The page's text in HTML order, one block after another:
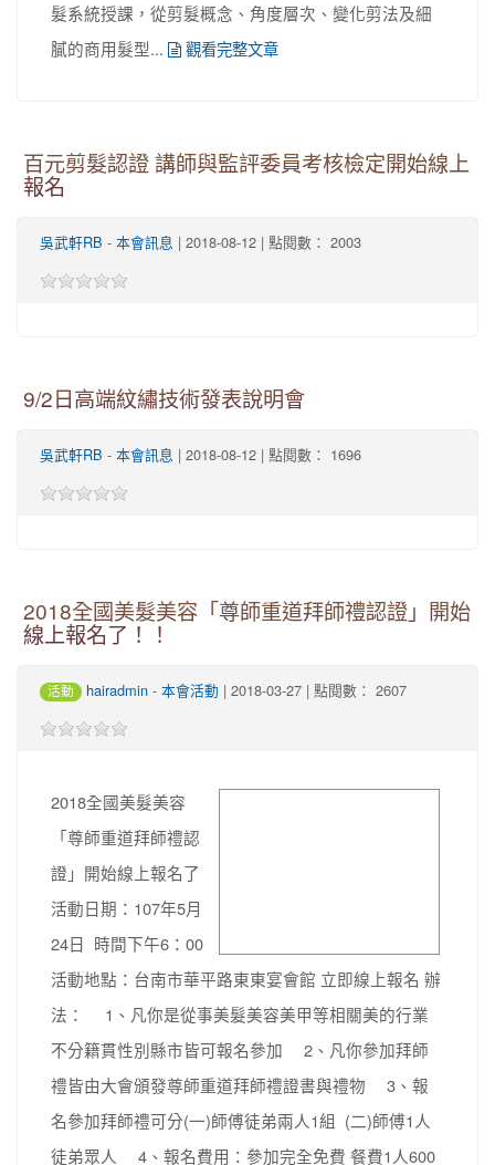
髮系統授課，從剪髮概念、角度層次、變化剪法及細
膩的商用髮型...
觀看完整文章
百元剪髮認證 講師與監評委員考核檢定開始線上
報名
吳武軒RB - 本會訊息 | 2018-08-12 | 點閱數： 2003
9/2日高端紋繡技術發表說明會
吳武軒RB - 本會訊息 | 2018-08-12 | 點閱數： 1696
2018全國美髮美容「尊師重道拜師禮認證」開始
線上報名了！！
活動 hairadmin - 本會活動 | 2018-03-27 | 點閱數： 2607
2018全國美髮美容
「尊師重道拜師禮認
證」開始線上報名了
活動日期：107年5月
24日 時間下午6：00
活動地點：台南市華平路東東宴會館 立即線上報名 辦
法： 1、凡你是從事美髮美容美甲等相關美的行業
不分籍貫性別縣市皆可報名參加 2、凡你參加拜師
禮皆由大會頒發尊師重道拜師禮證書與禮物 3、報
名參加拜師禮可分(一)師傅徒弟兩人1組 (二)師傅1人
徒弟眾人 4、報名費用：參加完全免費 餐費1人600